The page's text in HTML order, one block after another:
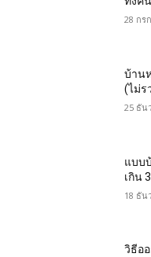
28 กร
บ้าน
(ไม่ร
25 ธัน
แบบ
เกิน
18 ธัน
วิธีอ